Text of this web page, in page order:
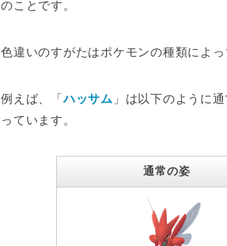
のことです。
色違いのすがたはポケモンの種類によっ
例えば、「ハッサム 」は以下のように
っています。
通常の姿